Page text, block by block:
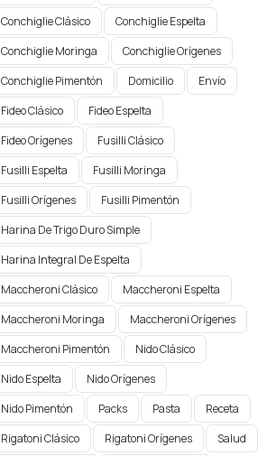
Conchiglie Clásico
Conchiglie Espelta
Conchiglie Moringa
Conchiglie Orígenes​
Conchiglie Pimentón
Domicilio
Envío
Fideo Clásico
Fideo Espelta
Fideo Orígenes
Fusilli Clásico
Fusilli Espelta
Fusilli Moringa
Fusilli Orígenes​
Fusilli Pimentón
Harina De Trigo Duro Simple
Harina Integral De Espelta
Maccheroni Clásico
Maccheroni Espelta
Maccheroni Moringa
Maccheroni Orígenes​
Maccheroni Pimentón
Nido Clásico
Nido Espelta
Nido Orígenes
Nido Pimentón
Packs Pasta
Receta
Rigatoni Clásico
Rigatoni Orígenes
Salud